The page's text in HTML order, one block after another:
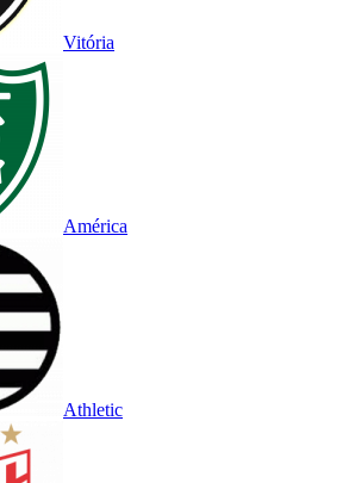
Vitória
América
Athletic